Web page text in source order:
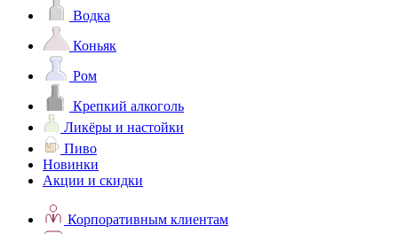
Водка
Коньяк
Ром
Крепкий алкоголь
Ликёры и настойки
Пиво
Новинки
Акции и скидки
Корпоративным клиентам